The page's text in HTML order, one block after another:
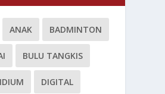
ANAK BADMINTON
BULU TANGKIS
DIGITAL